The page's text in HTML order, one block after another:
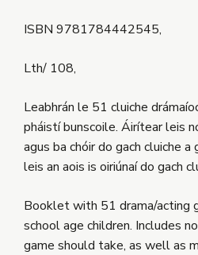
ISBN 9781784442545,
Lth/ 108,
Leabhrán le 51 cluiche
pháistí bunscoile. Áirítear leis
agus ba chóir do gach cluiche a
leis an aois is oiriúnaí do gach
Booklet with 51 drama/acting
school age children. Includes
game should take, as well as